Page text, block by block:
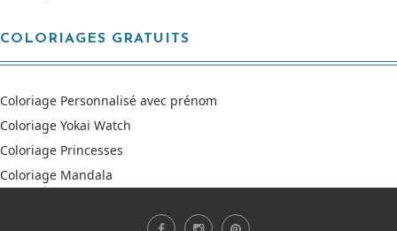
COLORIAGES GRATUITS
Coloriage Personnalisé avec prénom
Coloriage Yokai Watch
Coloriage Princesses
Coloriage Mandala